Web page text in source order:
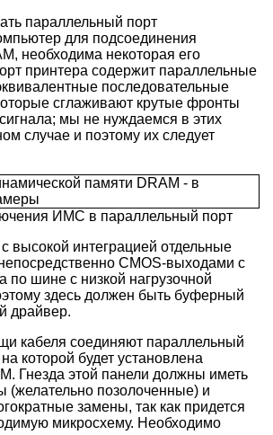
параллельный порт
для подсоединения
необходима некоторая его
принтера содержит параллельные
последовательные
сглаживают крутые фронты
мы не нуждаемся в этих
случае и поэтому их следует
ИМС в параллельный порт
высокой интеграцией отдельные
CMOS-выходами с
по шине с низкой нагрузочной
здесь должен быть буферный
драйвер.
кабеля соединяют параллельный
которой будет установлена
Гнезда этой панели должны иметь
(желательно позолоченные) и
замены, так как придется
микросхему. Необходимо